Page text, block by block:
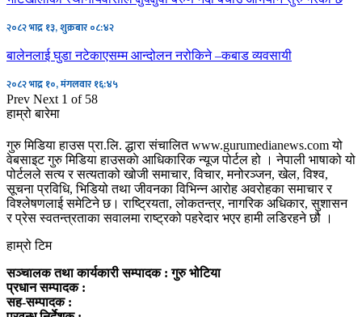
२०८२ भाद्र १३, शुक्रबार ०८:४२
बालेनलाई घुडा नटेकाएसम्म आन्दोलन नरोकिने –कबाड व्यवसायी
२०८२ भाद्र १०, मंगलवार १६:४५
Prev Next 1 of 58
हाम्रो बारेमा
गुरु मिडिया हाउस प्रा.लि. द्धारा संचालित www.gurumedianews.com यो
वेबसाइट गुरु मिडिया हाउसकाे आधिकारिक न्यूज पोर्टल हो । नेपाली भाषाको यो
पोर्टलले सत्य र सत्यताको खोजी समाचार, विचार, मनोरञ्जन, खेल, विश्व,
सूचना प्रविधि, भिडियो तथा जीवनका विभिन्न आरोह अवरोहका समाचार र
विश्लेषणलाई समेटिने छ। राष्ट्रियता, लोकतन्त्र, नागरिक अधिकार, सुशासन
र प्रेस स्वतन्त्रताका सवालमा राष्ट्रको पहरेदार भएर हामी लडिरहने छौ ।
हाम्रो टिम
सञ्चालक तथा कार्यकारी सम्पादक : गुरु भोटिया
प्रधान सम्पादक :
सह-सम्पादक :